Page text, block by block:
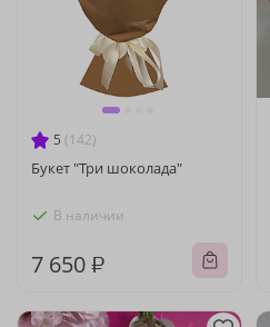
5 (142)
Букет "Три шоколада"
В наличии
7 650 ₽